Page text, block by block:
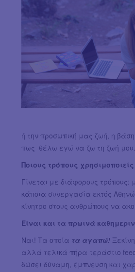
ή την προσωπική μας ζωή, η
πως θέλω εγώ να ζω τη ζωή μου.
Ποιους τρόπους
Γίνεται με διάφορους
κάποια συνεργασία εκτός
κίνητρο στους ανθρώπους να
Είναι και τα πρωινά
Ναι! Τα οποία τα αγαπώ!
αλλά τελικά πήρα τεράστιο
δώσει δύναμη, έμπνευση και